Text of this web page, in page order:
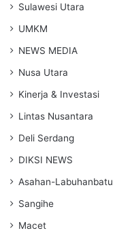
Sulawesi Utara
UMKM
NEWS MEDIA
Nusa Utara
Kinerja & Investasi
Lintas Nusantara
Deli Serdang
DIKSI NEWS
Asahan-Labuhanbatu
Sangihe
Macet